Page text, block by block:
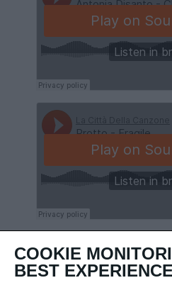
AMMINISTRAZIONE
COOKIE
BEST EXPERIENCE